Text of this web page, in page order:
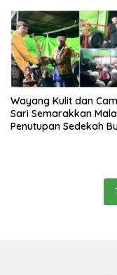
Wayang Kulit dan
Sari Semarakkan
Penutupan Sedekah